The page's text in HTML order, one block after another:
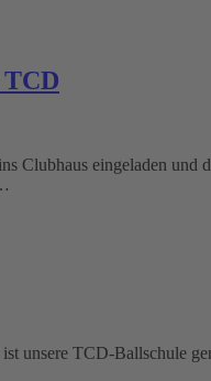
eingeladen
unsere TCD-Ballschule